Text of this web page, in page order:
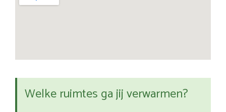
Welke ruimtes ga jij verwarmen?